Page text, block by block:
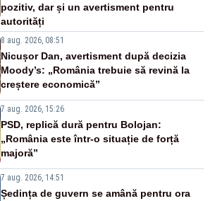
pozitiv, dar și un avertisment pentru
autorități
8 aug. 2026, 08:51
Nicușor Dan, avertisment după decizia
Moody’s: „România trebuie să revină la
creștere economică”
7 aug. 2026, 15:26
PSD, replică dură pentru Bolojan:
„România este într-o situație de forță
majoră”
7 aug. 2026, 14:51
Ședința de guvern se amână pentru ora